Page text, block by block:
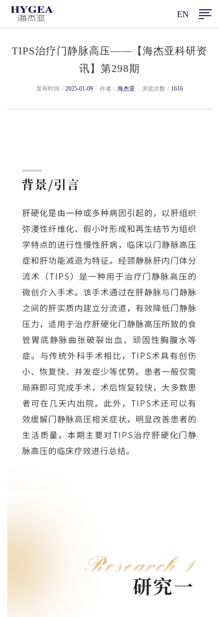
EN
TIPS治疗门静脉高压——【海杰亚科研资
讯】第298期
发布时间： 2025-01-09 作者： 海杰亚 浏览次数： 1616